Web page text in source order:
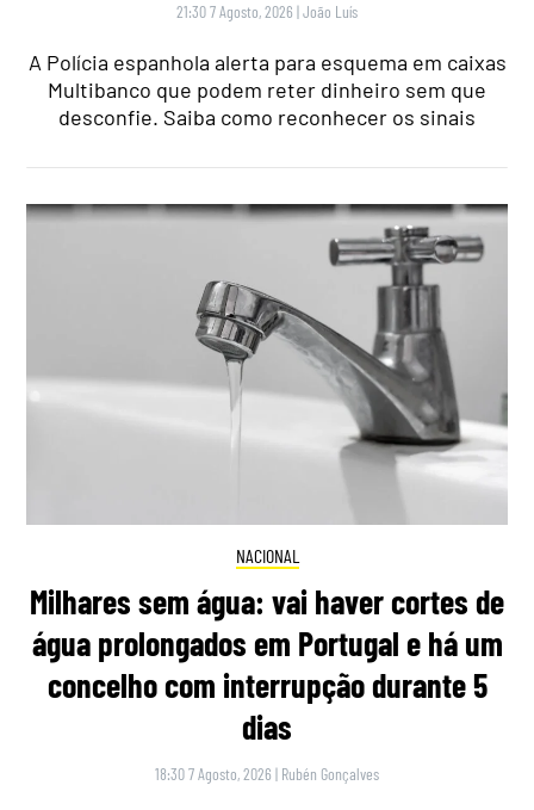
21:30 7 Agosto, 2026 |João Luís
A Polícia espanhola alerta para esquema em caixas
Multibanco que podem reter dinheiro sem que
desconfie. Saiba como reconhecer os sinais
NACIONAL
Milhares sem água: vai haver cortes de
água prolongados em Portugal e há um
concelho com interrupção durante 5
dias
18:30 7 Agosto, 2026 | Rubén Gonçalves